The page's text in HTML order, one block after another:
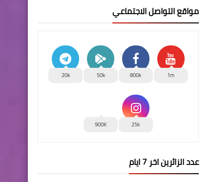
مواقع التواصل الاجتماعي
1m
800k
50k
20k
25k
900K
عدد الزائرين اخر 7 ايام